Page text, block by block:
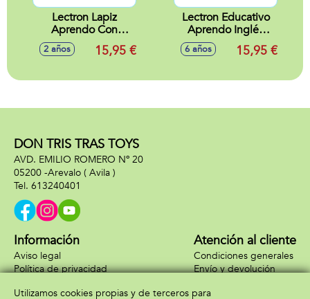
Lectron Lapiz
Aprendo Con
Imágenes
2 años 15,95 €
Lectron Educativo
Aprendo Inglés
Para niños 7-12
años.
6 años 15,95 €
DON TRIS TRAS TOYS
AVD. EMILIO ROMERO Nº 20
05200 -Arevalo ( Avila )
613240401
Información
Aviso legal
Política de privacidad
Atención al cliente
Condiciones generales
Envío y devolución
Utilizamos cookies propias y de terceros para